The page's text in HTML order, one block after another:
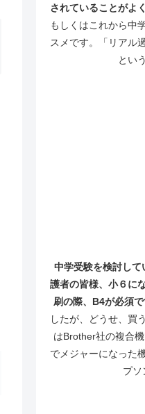
されていることがよ
もしくはこれから中
スメです。「リアル
とい
中学受験を検討し
護者の皆様、小６に
刷の際、B4が必須で
したが、どうせ、買
はBrother社の複合
でメジャーになった
プソ